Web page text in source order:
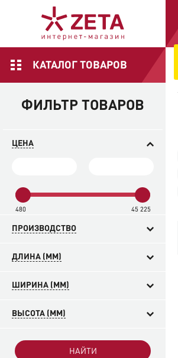
КАТАЛОГ ТОВАРОВ
ФИЛЬТР ТОВАРОВ
ЦЕНА
480 45 225
ПРОИЗВОДСТВО
ДЛИНА (MM)
ШИРИНА (MM)
ВЫСОТА (MM)